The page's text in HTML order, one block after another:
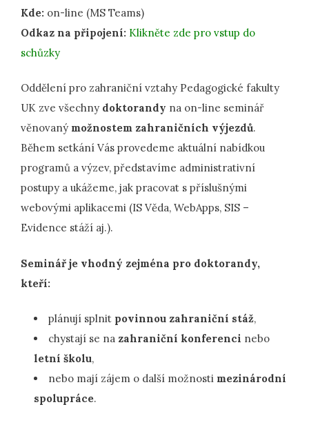
Kde: on-line (MS Teams)
Odkaz na připojení: Klikněte zde pro vstup do
schůzky
Oddělení pro zahraniční vztahy Pedagogické fakulty
UK zve všechny doktorandy na on-line seminář
věnovaný možnostem zahraničních výjezdů.
Během setkání Vás provedeme aktuální nabídkou
programů a výzev, představíme administrativní
postupy a ukážeme, jak pracovat s příslušnými
webovými aplikacemi (IS Věda, WebApps, SIS –
Evidence stáží aj.).
Seminář je vhodný zejména pro doktorandy,
kteří:
plánují splnit povinnou zahraniční stáž,
chystají se na zahraniční konferenci nebo
letní školu,
nebo mají zájem o další možnosti mezinárodní
spolupráce.